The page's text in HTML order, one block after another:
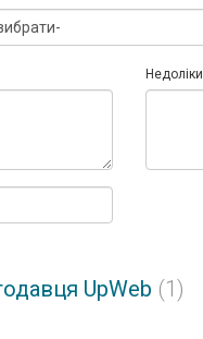
Недоліки
UpWeb (1)